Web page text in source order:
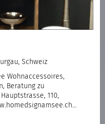
Schweiz
Wohnaccessoires,
Beratung zu
110,